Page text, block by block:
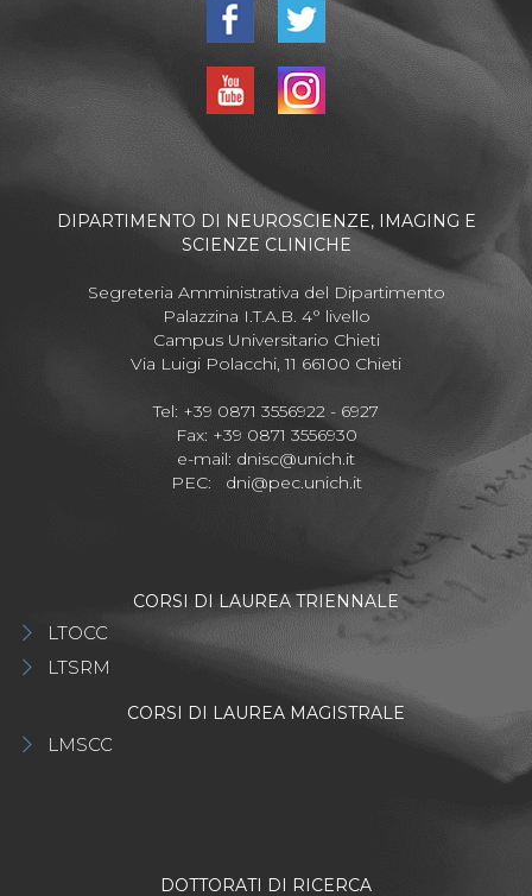
DIPARTIMENTO DI NEUROSCIENZE, IMAGING E
SCIENZE CLINICHE
Segreteria Amministrativa del Dipartimento
Palazzina I.T.A.B. 4° livello
Campus Universitario Chieti
Via Luigi Polacchi, 11 66100 Chieti
Tel: +39 0871 3556922 - 6927
Fax: +39 0871 3556930
e-mail: dnisc@unich.it
PEC: dni@pec.unich.it
CORSI DI LAUREA TRIENNALE
LTOCC
LTSRM
CORSI DI LAUREA MAGISTRALE
LMSCC
DOTTORATI DI RICERCA